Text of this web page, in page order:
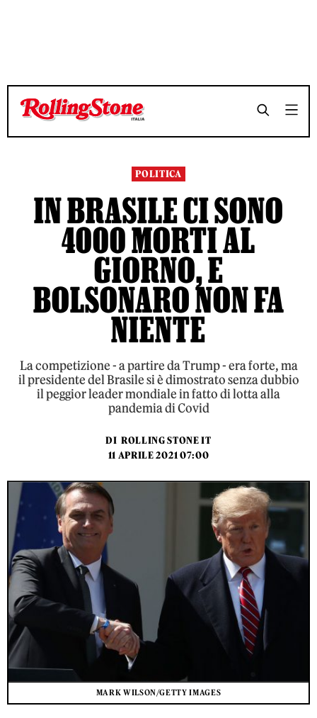
TEMPO DI LETTURA 4 MINUTI SHARE
TEMPO DI LETTURA 4 MINUTI SHARE
POLITICA
IN BRASILE CI SONO
4000 MORTI AL
GIORNO, E
BOLSONARO NON FA
NIENTE
La competizione - a partire da Trump - era forte, ma
il presidente del Brasile si è dimostrato senza dubbio
il peggior leader mondiale in fatto di lotta alla
pandemia di Covid
DI ROLLING STONE IT
11 APRILE 2021 07:00
MARK WILSON/GETTY IMAGES